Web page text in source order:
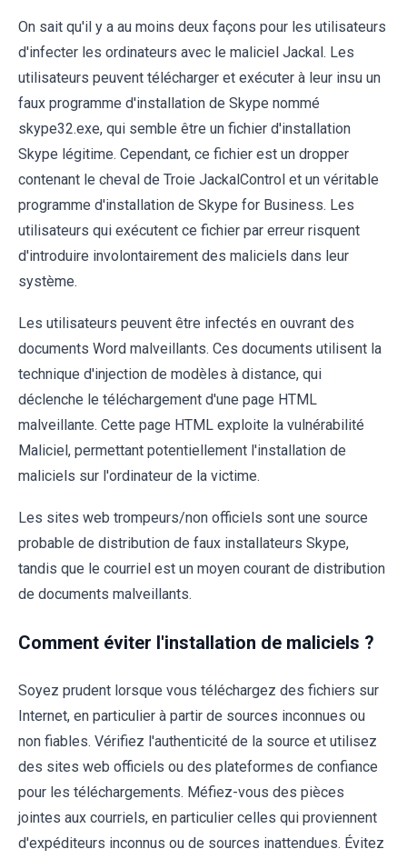
On sait qu'il y a au moins deux façons pour les utilisateurs
d'infecter les ordinateurs avec le maliciel Jackal. Les
utilisateurs peuvent télécharger et exécuter à leur insu un
faux programme d'installation de Skype nommé
skype32.exe, qui semble être un fichier d'installation
Skype légitime. Cependant, ce fichier est un dropper
contenant le cheval de Troie JackalControl et un véritable
programme d'installation de Skype for Business. Les
utilisateurs qui exécutent ce fichier par erreur risquent
d'introduire involontairement des maliciels dans leur
système.
Les utilisateurs peuvent être infectés en ouvrant des
documents Word malveillants. Ces documents utilisent la
technique d'injection de modèles à distance, qui
déclenche le téléchargement d'une page HTML
malveillante. Cette page HTML exploite la vulnérabilité
Maliciel, permettant potentiellement l'installation de
maliciels sur l'ordinateur de la victime.
Les sites web trompeurs/non officiels sont une source
probable de distribution de faux installateurs Skype,
tandis que le courriel est un moyen courant de distribution
de documents malveillants.
Comment éviter l'installation de maliciels ?
Soyez prudent lorsque vous téléchargez des fichiers sur
Internet, en particulier à partir de sources inconnues ou
non fiables. Vérifiez l'authenticité de la source et utilisez
des sites web officiels ou des plateformes de confiance
pour les téléchargements. Méfiez-vous des pièces
jointes aux courriels, en particulier celles qui proviennent
d'expéditeurs inconnus ou de sources inattendues. Évitez